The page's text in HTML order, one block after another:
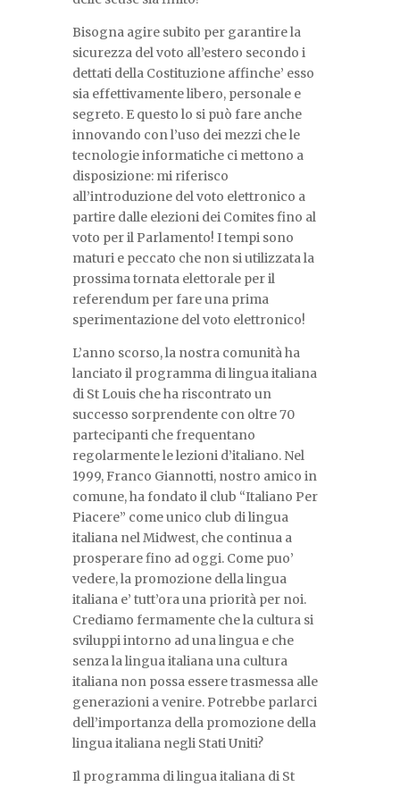
Bisogna agire subito per garantire la
sicurezza del voto all’estero secondo i
dettati della Costituzione affinche’ esso
sia effettivamente libero, personale e
segreto. E questo lo si può fare anche
innovando con l’uso dei mezzi che le
tecnologie informatiche ci mettono a
disposizione: mi riferisco
all’introduzione del voto elettronico a
partire dalle elezioni dei Comites fino al
voto per il Parlamento! I tempi sono
maturi e peccato che non si utilizzata la
prossima tornata elettorale per il
referendum per fare una prima
sperimentazione del voto elettronico!
L’anno scorso, la nostra comunità ha
lanciato il programma di lingua italiana
di St Louis che ha riscontrato un
successo sorprendente con oltre 70
partecipanti che frequentano
regolarmente le lezioni d’italiano. Nel
1999, Franco Giannotti, nostro amico in
comune, ha fondato il club “Italiano Per
Piacere” come unico club di lingua
italiana nel Midwest, che continua a
prosperare fino ad oggi. Come puo’
vedere, la promozione della lingua
italiana e’ tutt’ora una priorità per noi.
Crediamo fermamente che la cultura si
sviluppi intorno ad una lingua e che
senza la lingua italiana una cultura
italiana non possa essere trasmessa alle
generazioni a venire. Potrebbe parlarci
dell’importanza della promozione della
lingua italiana negli Stati Uniti?
Il programma di lingua italiana di St